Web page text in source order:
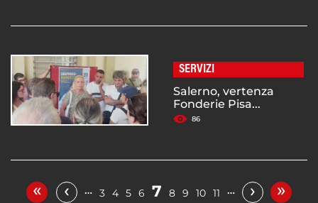
SERVIZI
Salerno, vertenza
Fonderie Pisa...
86
« ‹ … 3 4 5 6 7 8 9 10 11 … › »